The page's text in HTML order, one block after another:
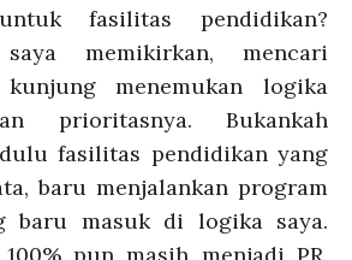
fasilitas pendidikan?
memikirkan, mencari
menemukan logika
prioritasnya. Bukankah
fasilitas pendidikan yang
baru menjalankan program
baru masuk di logika saya.
pun masih menjadi PR.